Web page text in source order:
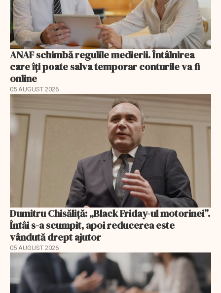
ANAF schimbă regulile medierii. Întâlnirea
care îți poate salva temporar conturile va fi
online
05 AUGUST 2026
Dumitru Chisăliță: „Black Friday-ul motorinei”.
Întâi s-a scumpit, apoi reducerea este
vândută drept ajutor
05 AUGUST 2026